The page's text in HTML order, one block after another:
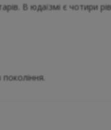
В юдаїзмі є чотири